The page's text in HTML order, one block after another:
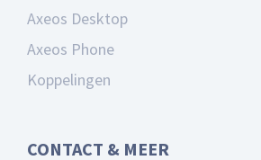
Axeos Desktop
Axeos Phone
Koppelingen
CONTACT & MEER